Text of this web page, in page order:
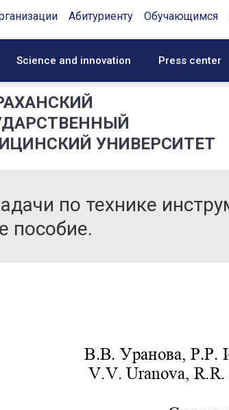
Абитуриенту Обучающимся
Science and innovation Press center
УНИВЕРСИТЕТ
по технике
пособие.